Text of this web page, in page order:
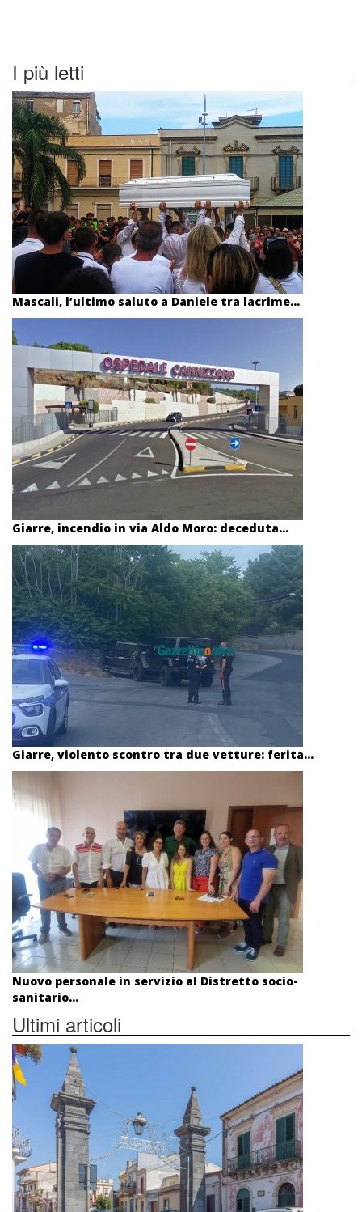
I più letti
Mascali, l’ultimo saluto a Daniele tra lacrime...
Giarre, incendio in via Aldo Moro: deceduta...
Giarre, violento scontro tra due vetture: ferita...
Nuovo personale in servizio al Distretto socio-
sanitario...
Ultimi articoli